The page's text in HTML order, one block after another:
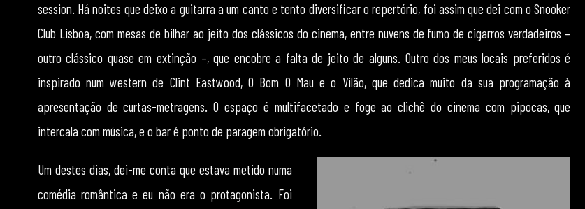
session. Há noites que deixo a guitarra a um canto e tento diversificar o repertório, foi assim que dei com o Snooker
Club Lisboa, com mesas de bilhar ao jeito dos clássicos do cinema, entre nuvens de fumo de cigarros verdadeiros –
outro clássico quase em extinção –, que encobre a falta de jeito de alguns. Outro dos meus locais preferidos é
inspirado num western de Clint Eastwood, O Bom O Mau e o Vilão, que dedica muito da sua programação à
apresentação de curtas-metragens. O espaço é multifacetado e foge ao clichê do cinema com pipocas, que
intercala com música, e o bar é ponto de paragem obrigatório.
Um destes dias, dei-me conta que estava metido numa
comédia romântica e eu não era o protagonista. Foi